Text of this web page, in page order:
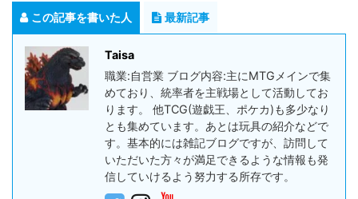
この記事を書いた人 最新記事
Taisa
職業:自営業 ブログ内容:主にMTGメインで集
めており、統率者を主戦場として活動してお
ります。 他TCG(遊戯王、ポケカ)も多少なり
とも集めています。あとは玩具の紹介などで
す。基本的には雑記ブログですが、訪問して
いただいた方々が満足できるような情報も発
信していけるよう努力する所存です。